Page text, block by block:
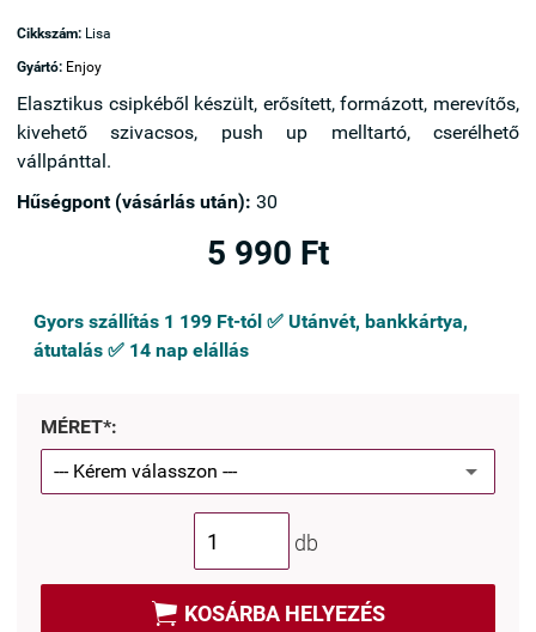
Cikkszám: Lisa
Gyártó: Enjoy
Elasztikus csipkéből készült, erősített, formázott, merevítős,
kivehető szivacsos, push up melltartó, cserélhető
vállpánttal.
Hűségpont (vásárlás után): 30
5 990 Ft
Gyors szállítás 1 199 Ft-tól ✅ Utánvét, bankkártya,
átutalás ✅ 14 nap elállás
MÉRET*:
db
 KOSÁRBA HELYEZÉS